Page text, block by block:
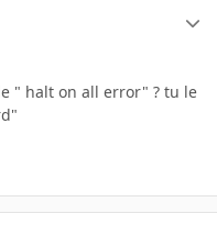
" halt on all error" ? tu le